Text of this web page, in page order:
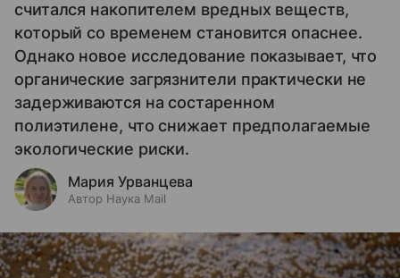
считался накопителем вредных веществ,
который со временем становится опаснее.
Однако новое исследование показывает, что
органические загрязнители практически не
задерживаются на состаренном
полиэтилене, что снижает предполагаемые
экологические риски.
Мария Урванцева
Автор Наука Mail